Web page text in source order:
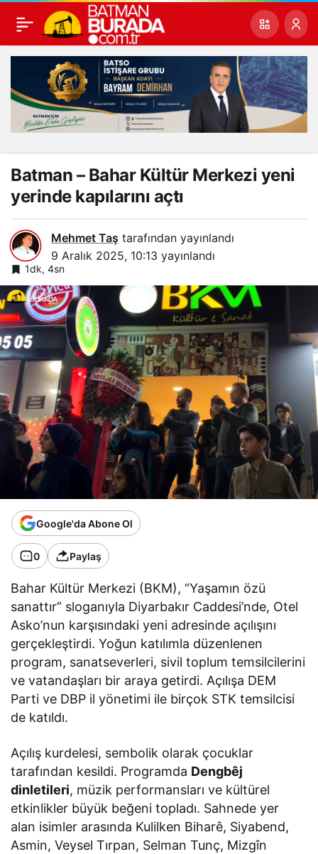
Batman – Bahar Kültür Merkezi yeni
yerinde kapılarını açtı
Mehmet Taş tarafından yayınlandı
9 Aralık 2025, 10:13 yayınlandı
1dk, 4sn
Google'da Abone Ol
0 Paylaş
Bahar Kültür Merkezi (BKM), “Yaşamın özü
sanattır” sloganıyla Diyarbakır Caddesi’nde, Otel
Asko’nun karşısındaki yeni adresinde açılışını
gerçekleştirdi. Yoğun katılımla düzenlenen
program, sanatseverleri, sivil toplum temsilcilerini
ve vatandaşları bir araya getirdi. Açılışa DEM
Parti ve DBP il yönetimi ile birçok STK temsilcisi
de katıldı.
Açılış kurdelesi, sembolik olarak çocuklar
tarafından kesildi. Programda Dengbêj
dinletileri, müzik performansları ve kültürel
etkinlikler büyük beğeni topladı. Sahnede yer
alan isimler arasında Kulilken Biharê, Siyabend,
Asmin, Veysel Tırpan, Selman Tunç, Mizgîn